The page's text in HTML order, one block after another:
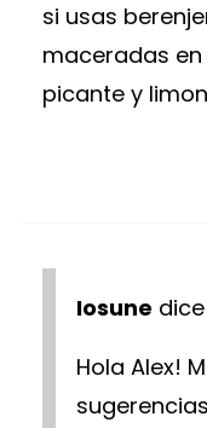
si usas
maceradas
picante y
Iosune dice
Hola Alex!